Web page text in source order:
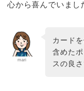
心から喜んでいまし
mari
カード
含めた
スの良